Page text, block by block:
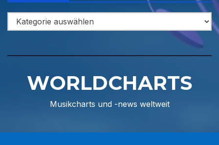
Categories
WORLDCHARTS
Musikcharts und -news weltweit